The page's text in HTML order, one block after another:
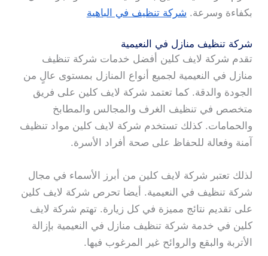
بكفاءة وسرعة. شركة تنظيف في الباهية
شركة تنظيف منازل في النعيمية
تقدم شركة لايف كلين أفضل خدمات شركة تنظيف
منازل في النعيمية لجميع أنواع المنازل بمستوى عالٍ من
الجودة والدقة. كما تعتمد شركة لايف كلين على فريق
متخصص في تنظيف الغرف والمجالس والمطابخ
والحمامات. كذلك تستخدم شركة لايف كلين مواد تنظيف
آمنة وفعالة للحفاظ على صحة أفراد الأسرة.
لذلك تعتبر شركة لايف كلين من أبرز الأسماء في مجال
شركة تنظيف في النعيمية. أيضا تحرص شركة لايف كلين
على تقديم نتائج مميزة في كل زيارة. تهتم شركة لايف
كلين في خدمة شركة تنظيف منازل في النعيمية بإزالة
الأتربة والبقع والروائح غير المرغوب فيها.